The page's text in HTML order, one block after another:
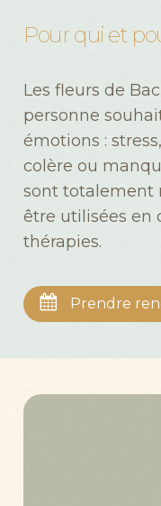
Pour qui et
Les fleurs de
personne
émotions :
colère ou
sont totalement
être utilisées en
thérapies.
Prendre